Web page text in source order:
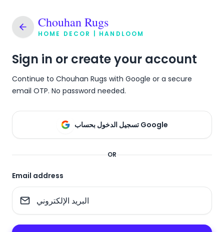
Chouhan Rugs
HOME DECOR | HANDLOOM
Sign in or create your account
Continue to Chouhan Rugs with Google or a secure
email OTP. No password needed.
تسجيل الدخول بحساب Google
OR
Email address